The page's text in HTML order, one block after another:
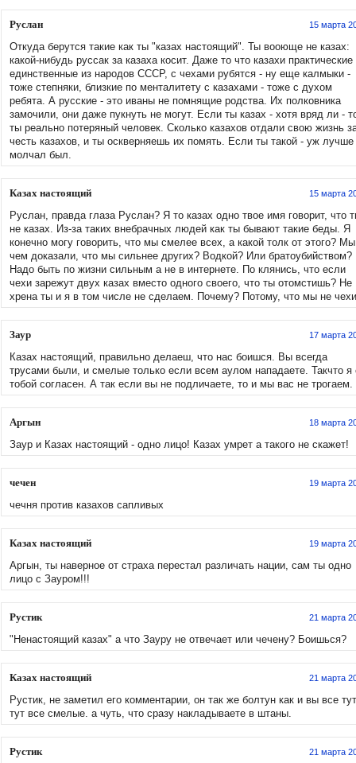
Руслан 15 марта
Откуда берутся такие как ты "казах настоящий". Ты вооюще не казах:
какой-нибудь руссак за казаха косит. Даже то что казахи практические
единственные из народов СССР, с чехами рубятся - ну еще калмыки -
тоже степняки, близкие по менталитету с казахами - тоже с духом
ребята. А русские - это иваны не помнящие родства. Их полковника
замочили, они даже пукнуть не могут. Если ты казах - хотя вряд ли -
ты реально потеряный человек. Сколько казахов отдали свою жизнь
честь казахов, и ты оскверняешь их помять. Если ты такой - уж лучше
молчал был.
Казах настоящий 15 марта
Руслан, правда глаза Руслан? Я то казах одно твое имя говорит, что
не казах. Из-за таких внебрачных людей как ты бывают такие беды. Я
конечно могу говорить, что мы смелее всех, а какой толк от этого? Мы
чем доказали, что мы сильнее других? Водкой? Или братоубийством?
Надо быть по жизни сильным а не в интернете. По клянись, что если
чехи зарежут двух казах вместо одного своего, что ты отомстишь? Не
хрена ты и я в том числе не сделаем. Почему? Потому, что мы не
Заур 17 марта
Казах настоящий, правильно делаеш, что нас боишся. Вы всегда
трусами были, и смелые только если всем аулом нападаете. Такчто я
тобой согласен. А так если вы не подличаете, то и мы вас не трогаем.
Аргын 18 марта
Заур и Казах настоящий - одно лицо! Казах умрет а такого не скажет!
чечен 19 марта
чечня против казахов сапливых
Казах настоящий 19 марта
Аргын, ты наверное от страха перестал различать нации, сам ты одно
лицо с Зауром!!!
Рустик 21 марта
"Ненастоящий казах" а что Зауру не отвечает или чечену? Боишься?
Казах настоящий 21 марта
Рустик, не заметил его комментарии, он так же болтун как и вы все
тут все смелые. а чуть, что сразу накладываете в штаны.
Рустик 21 марта